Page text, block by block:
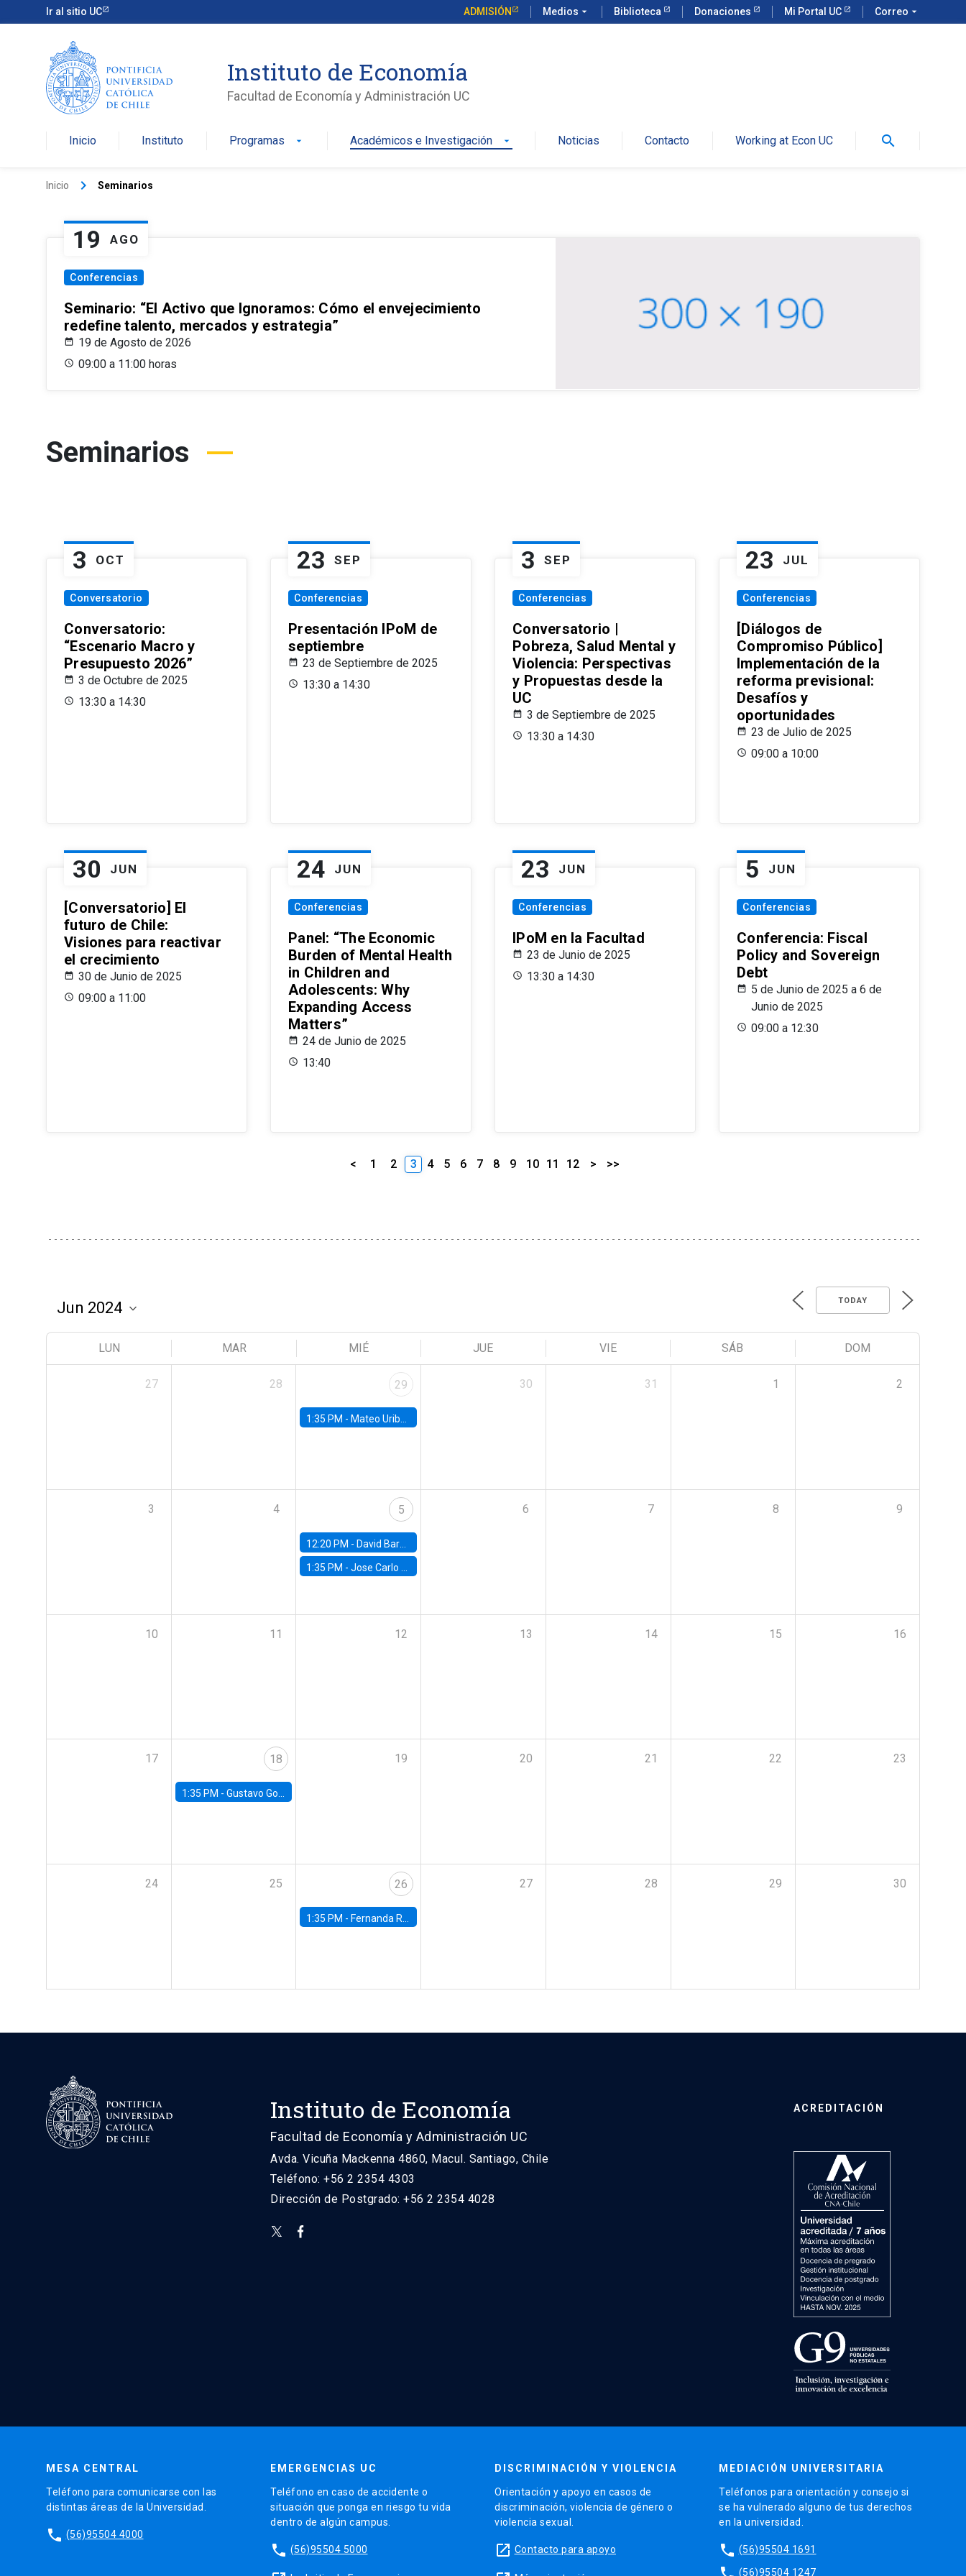
Ir al sitio UC ADMISIÓN Medios arrow_drop_down Biblioteca Donaciones Mi Portal UC Correo arrow_drop_down
Instituto de Economía
Facultad de Economía y Administración UC
Inicio Instituto Programas arrow_drop_down Académicos e Investigación arrow_drop_down Noticias Contacto Working at Econ UC search
Inicio keyboard_arrow_right Seminarios
19 AGO
Conferencias
Seminario: “El Activo que Ignoramos: Cómo el envejecimiento
redefine talento, mercados y estrategia”
19 de Agosto de 2026
09:00 a 11:00 horas
Seminarios
3 OCT
Conversatorio
Conversatorio:
“Escenario Macro y
Presupuesto 2026”
3 de Octubre de 2025
13:30 a 14:30
23 SEP
Conferencias
Presentación IPoM de
septiembre
23 de Septiembre de 2025
13:30 a 14:30
3 SEP
Conferencias
Conversatorio |
Pobreza, Salud Mental y
Violencia: Perspectivas
y Propuestas desde la
UC
3 de Septiembre de 2025
13:30 a 14:30
23 JUL
Conferencias
[Diálogos de
Compromiso Público]
Implementación de la
reforma previsional:
Desafíos y
oportunidades
23 de Julio de 2025
09:00 a 10:00
30 JUN
[Conversatorio] El
futuro de Chile:
Visiones para reactivar
el crecimiento
30 de Junio de 2025
09:00 a 11:00
24 JUN
Conferencias
Panel: “The Economic
Burden of Mental Health
in Children and
Adolescents: Why
Expanding Access
Matters”
24 de Junio de 2025
13:40
23 JUN
Conferencias
IPoM en la Facultad
23 de Junio de 2025
13:30 a 14:30
5 JUN
Conferencias
Conferencia: Fiscal
Policy and Sovereign
Debt
5 de Junio de 2025 a 6 de
Junio de 2025
09:00 a 12:30
< 1 2 3 4 5 6 7 8 9 10 11 12 > >>
TODAY
LUN MAR MIÉ JUE VIE SÁB DOM
27 28 29
1:35 PM - Mateo Uribe-Castro, Universidad de los Andes (Colombia)
30 31 1 2
3 4 5
12:20 PM - David Bardey, Universidad de los Andes - CEDE
1:35 PM -Jose Carlo Bermudez, UC (ME) & World Bank
6 7 8 9
10 11 12 13 14 15 16
17 18
1:35 PM - Gustavo González, Banco Central de Chile
19 20 21 22 23
24 25 26
1:35 PM - Fernanda Rojas Ampuero, University of Wisconsin-Madison
27 28 29 30
Instituto de Economía
Facultad de Economía y Administración UC
Avda. Vicuña Mackenna 4860, Macul. Santiago, Chile
Teléfono: +56 2 2354 4303
Dirección de Postgrado: +56 2 2354 4028
ACREDITACIÓN
MESA CENTRAL
Teléfono para comunicarse con las
distintas áreas de la Universidad.
phone (56)95504 4000
EMERGENCIAS UC
Teléfono en caso de accidente o
situación que ponga en riesgo tu vida
dentro de algún campus.
phone (56)95504 5000
DISCRIMINACIÓN Y VIOLENCIA
Orientación y apoyo en casos de
discriminación, violencia de género o
violencia sexual.
launch Contacto para apoyo
MEDIACIÓN UNIVERSITARIA
Teléfonos para orientación y consejo si
se ha vulnerado alguno de tus derechos
en la universidad.
phone (56)95504 1691
(56)95504 1247